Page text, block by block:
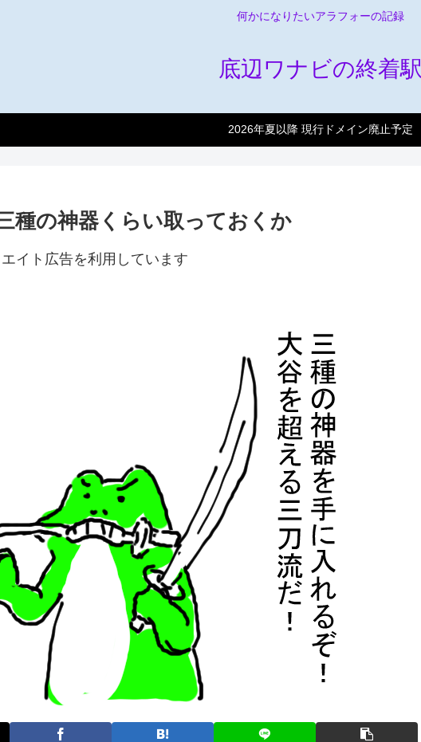
何かになりたいアラフォーの記録
底辺ワナビの終着駅
2026年夏以降 現行ドメイン廃止予定
種の神器くらい取っておくか
イト広告を利用しています